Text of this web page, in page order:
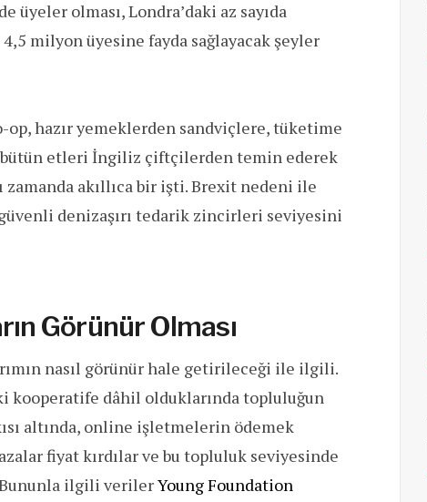
olması, Londra’daki az sayıda
milyon üyesine fayda sağlayacak şeyler
hazır yemeklerden sandviçlere, tüketime
bütün etleri İngiliz çiftçilerden temin ederek
zamanda akıllıca bir işti. Brexit nedeni ile
denizaşırı tedarik zincirleri seviyesini
Görünür Olması
nasıl görünür hale getirileceği ile ilgili.
kooperatife dâhil olduklarında topluluğun
altında, online işletmelerin ödemek
fiyat kırdılar ve bu topluluk seviyesinde
Bununla ilgili verilerYoung Foundation